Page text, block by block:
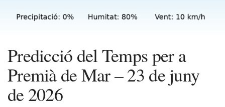
Predicció del Temps per a
Premià de Mar – 23 de juny
de 2026